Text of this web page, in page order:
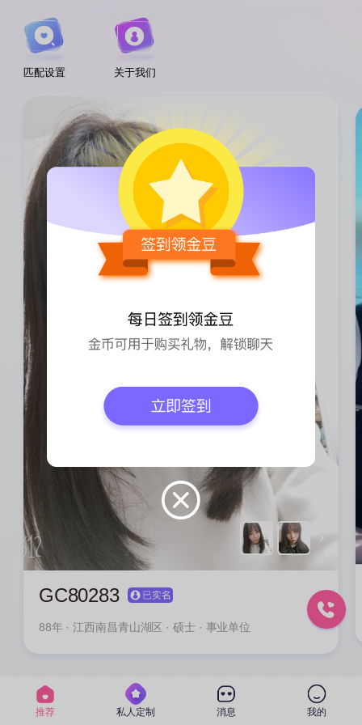
匹配设置 关于我们
GC80283
88年 · 江西南昌青山湖区 · 硕士 · 事业单位
推荐 私人定制 消息 我的